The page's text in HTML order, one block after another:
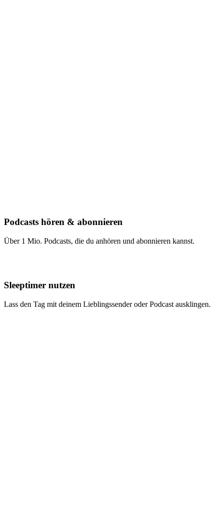
Podcasts hören & abonnieren
Über 1 Mio. Podcasts, die du anhören und abonnieren kannst.
Sleeptimer nutzen
Lass den Tag mit deinem Lieblingssender oder Podcast ausklingen.